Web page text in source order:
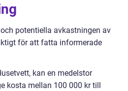
potentiella avkastningen av
för att fatta informerade
kan en medelstor
kosta mellan 100 000 kr till